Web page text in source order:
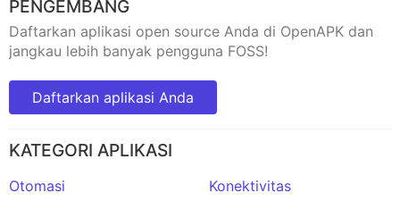
PENGEMBANG
Daftarkan aplikasi open source Anda di OpenAPK dan
jangkau lebih banyak pengguna FOSS!
Daftarkan aplikasi Anda
KATEGORI APLIKASI
Otomasi
Konektivitas